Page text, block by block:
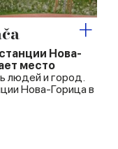
Нова-
место
людей и город.
Нова-Горица в